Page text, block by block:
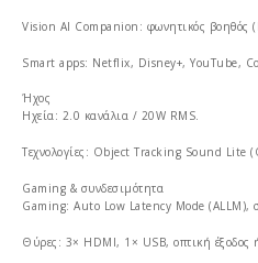
Vision AI Companion: φωνητικός βοηθός
Smart apps: Netflix, Disney+, YouTube,
Ήχος
Ηχεία: 2.0 κανάλια / 20W RMS.
Τεχνολογίες: Object Tracking Sound Lite
Gaming & συνδεσιμότητα
Gaming: Auto Low Latency Mode (ALLM),
Θύρες: 3× HDMI, 1× USB, οπτική έξοδος